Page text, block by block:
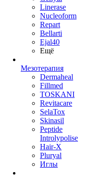
Linerase
Nucleoform
Repart
Bellarti
Ejal40
Ещё
Мезотерапия
Dermaheal
Fillmed
TOSKANI
Revitacare
SelaTox
Skinasil
Peptide
Introlypolise
Hair-X
Pluryal
Иглы